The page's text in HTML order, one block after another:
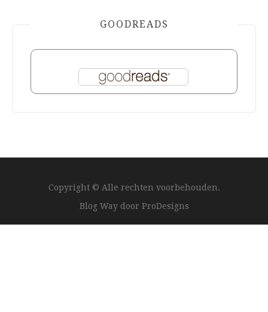
GOODREADS
Copyright © Alle rechten voorbehouden.
Blog Way door ProDesigns